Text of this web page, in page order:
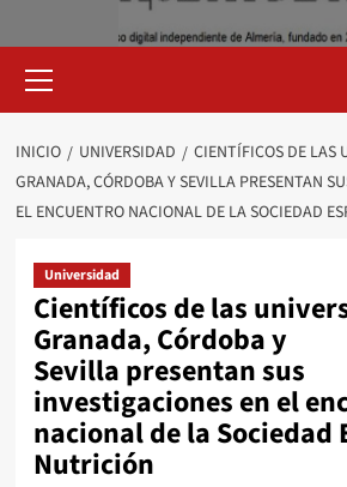
primario
INICIO UNIVERSIDAD
CIENTÍFICOS DE LAS
GRANADA, CÓRDOBA Y SEVILLA PRESENTAN
EL ENCUENTRO NACIONAL DE LA SOCIEDAD
Universidad
Científicos de las
Granada, Córdoba y
Sevilla presentan sus
investigaciones en el
nacional de la Sociedad
Nutrición